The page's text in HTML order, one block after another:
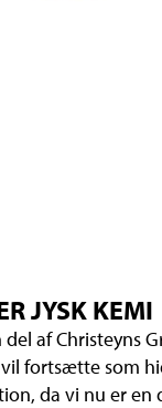
JYSK KEMI
del af Christeyns
fortsætte som
da vi nu er